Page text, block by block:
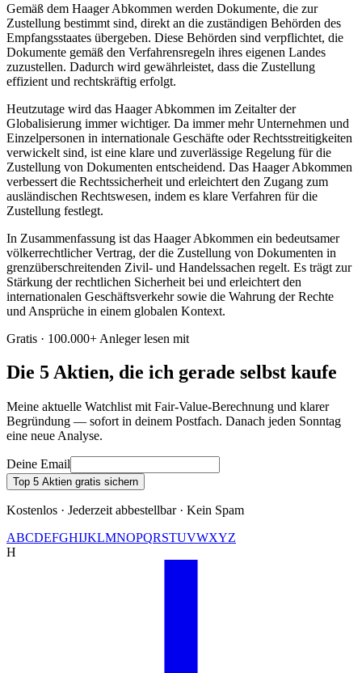
Gemäß dem Haager Abkommen werden Dokumente, die zur
Zustellung bestimmt sind, direkt an die zuständigen Behörden des
Empfangsstaates übergeben. Diese Behörden sind verpflichtet, die
Dokumente gemäß den Verfahrensregeln ihres eigenen Landes
zuzustellen. Dadurch wird gewährleistet, dass die Zustellung
effizient und rechtskräftig erfolgt.
Heutzutage wird das Haager Abkommen im Zeitalter der
Globalisierung immer wichtiger. Da immer mehr Unternehmen und
Einzelpersonen in internationale Geschäfte oder Rechtsstreitigkeiten
verwickelt sind, ist eine klare und zuverlässige Regelung für die
Zustellung von Dokumenten entscheidend. Das Haager Abkommen
verbessert die Rechtssicherheit und erleichtert den Zugang zum
ausländischen Rechtswesen, indem es klare Verfahren für die
Zustellung festlegt.
In Zusammenfassung ist das Haager Abkommen ein bedeutsamer
völkerrechtlicher Vertrag, der die Zustellung von Dokumenten in
grenzüberschreitenden Zivil- und Handelssachen regelt. Es trägt zur
Stärkung der rechtlichen Sicherheit bei und erleichtert den
internationalen Geschäftsverkehr sowie die Wahrung der Rechte
und Ansprüche in einem globalen Kontext.
Gratis · 100.000+ Anleger lesen mit
Die 5 Aktien, die ich gerade selbst kaufe
Meine aktuelle Watchlist mit Fair-Value-Berechnung und klarer
Begründung — sofort in deinem Postfach. Danach jeden Sonntag
eine neue Analyse.
Deine Email
Top 5 Aktien gratis sichern
Kostenlos · Jederzeit abbestellbar · Kein Spam
ABCDEFGHIJKLMNOPQRSTUVWXYZ
H